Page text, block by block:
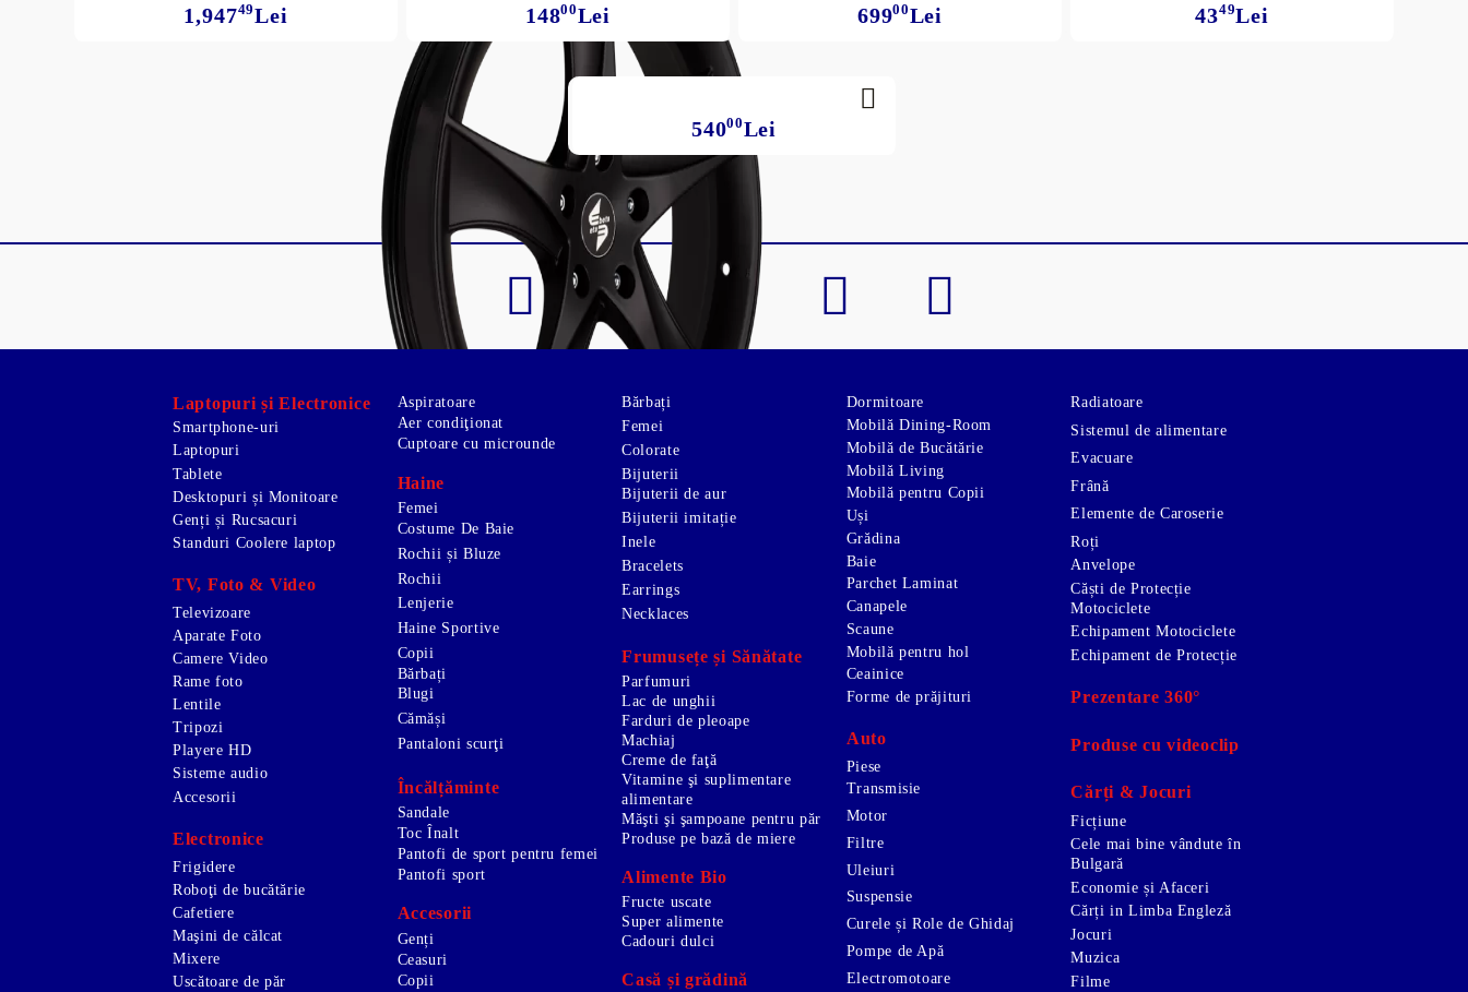
1,94749Lei 14800Lei 69900Lei 4349Lei
54000Lei
Laptopuri și Electronice
Smartphone-uri
Laptopuri
Tablete
Desktopuri și Monitoare
Genți și Rucsacuri
Standuri Coolere laptop
TV, Foto & Video
Televizoare
Aparate Foto
Camere Video
Rame foto
Lentile
Tripozi
Playere HD
Sisteme audio
Accesorii
Electronice
Frigidere
Roboţi de bucătărie
Cafetiere
Maşini de călcat
Mixere
Uscătoare de păr
Aspiratoare
Aer condiţionat
Cuptoare cu microunde
Haine
Femei
Costume De Baie
Rochii și Bluze
Rochii
Lenjerie
Haine Sportive
Copii
Bărbați
Blugi
Cămăși
Pantaloni scurţi
Încălțăminte
Sandale
Toc Înalt
Pantofi de sport pentru femei
Pantofi sport
Accesorii
Genți
Ceasuri
Copii
Bărbați
Femei
Colorate
Bijuterii
Bijuterii de aur
Bijuterii imitație
Inele
Bracelets
Earrings
Necklaces
Frumusețe și Sănătate
Parfumuri
Lac de unghii
Farduri de pleoape
Machiaj
Creme de faţă
Vitamine şi suplimentare
alimentare
Măşti şi şampoane pentru păr
Produse pe bază de miere
Alimente Bio
Fructe uscate
Super alimente
Cadouri dulci
Casă și grădină
Dormitoare
Mobilă Dining-Room
Mobilă de Bucătărie
Mobilă Living
Mobilă pentru Copii
Uși
Grădina
Baie
Parchet Laminat
Canapele
Scaune
Mobilă pentru hol
Ceainice
Forme de prăjituri
Auto
Piese
Transmisie
Motor
Filtre
Uleiuri
Suspensie
Curele și Role de Ghidaj
Pompe de Apă
Electromotoare
Radiatoare
Sistemul de alimentare
Evacuare
Frână
Elemente de Caroserie
Roți
Anvelope
Căști de Protecție
Motociclete
Echipament Motociclete
Echipament de Protecție
Prezentare 360°
Produse cu videoclip
Cărți & Jocuri
Ficțiune
Cele mai bine vândute în
Bulgară
Economie și Afaceri
Cărți in Limba Engleză
Jocuri
Muzica
Filme